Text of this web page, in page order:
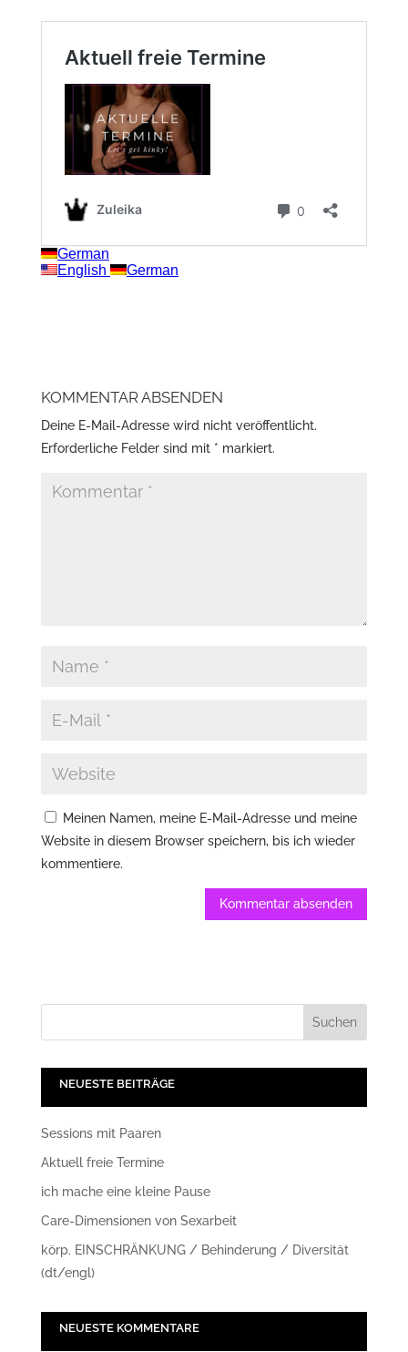
KOMMENTAR ABSENDEN
Deine E-Mail-Adresse wird nicht veröffentlicht.
Erforderliche Felder sind mit * markiert.
Meinen Namen, meine E-Mail-Adresse und meine
Website in diesem Browser speichern, bis ich wieder
kommentiere.
NEUESTE BEITRÄGE
Sessions mit Paaren
Aktuell freie Termine
ich mache eine kleine Pause
Care-Dimensionen von Sexarbeit
körp. EINSCHRÄNKUNG / Behinderung / Diversität
(dt/engl)
NEUESTE KOMMENTARE